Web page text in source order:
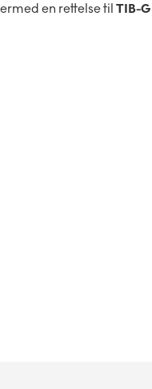
en rettelse til TIB-G